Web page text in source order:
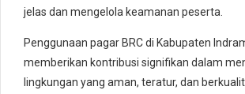
jelas dan mengelola keamanan peserta.
Penggunaan pagar BRC di Kabupaten
memberikan kontribusi signifikan dalam
lingkungan yang aman, teratur, dan